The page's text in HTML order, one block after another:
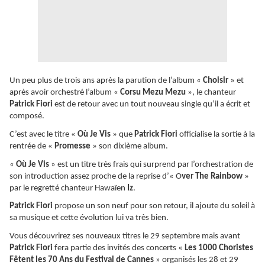
Un peu plus de trois ans après la parution de l’album « Choisir » et
après avoir orchestré l’album « Corsu Mezu Mezu », le chanteur
Patrick Fiori est de retour avec un tout nouveau single qu’il a écrit et
composé.
C’est avec le titre « Où Je Vis » que Patrick Fiori officialise la sortie à la
rentrée de « Promesse » son dixième album.
« Où Je Vis » est un titre très frais qui surprend par l’orchestration de
son introduction assez proche de la reprise d’« Over The Rainbow »
par le regretté chanteur Hawaïen Iz.
Patrick Fiori propose un son neuf pour son retour, il ajoute du soleil à
sa musique et cette évolution lui va très bien.
Vous découvrirez ses nouveaux titres le 29 septembre mais avant
Patrick Fiori fera partie des invités des concerts « Les 1000 Choristes
Fêtent les 70 Ans du Festival de Cannes » organisés les 28 et 29